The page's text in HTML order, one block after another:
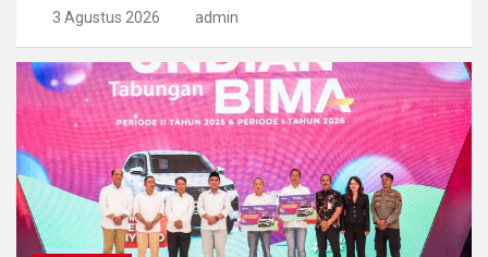
3 Agustus 2026 admin